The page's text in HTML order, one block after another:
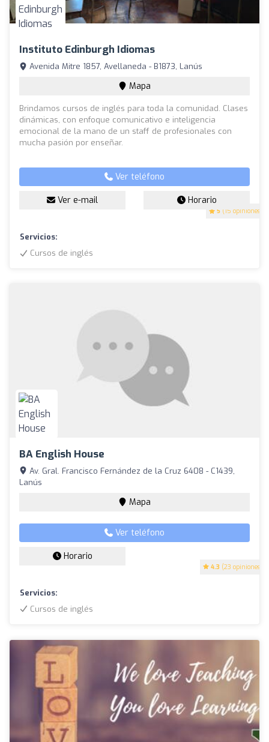
Instituto Edinburgh Idiomas
5 (15 opiniones)
Avenida Mitre 1857, Avellaneda - B1873, Lanús
Mapa
Brindamos cursos de inglés para toda la comunidad. Clases
dinámicas, con enfoque comunicativo e inteligencia
emocional de la mano de un staff de profesionales con
mucha pasión por enseñar.
Ver teléfono
Ver e-mail Horario
Servicios:
Cursos de inglés
BA English House
4.3 (23 opiniones)
Av. Gral. Francisco Fernández de la Cruz 6408 - C1439,
Lanús
Mapa
Ver teléfono
Horario
Servicios:
Cursos de inglés